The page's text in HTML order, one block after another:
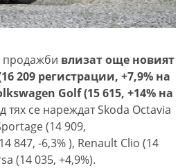
продажби влизат още новият
209 регистрации, +7,9% на
Golf (15 615, +14% на
тях се нареждат Skoda Octavia
(14 909,
847, -6,3% ), Renault Clio (14
(14 035, +4,9%).